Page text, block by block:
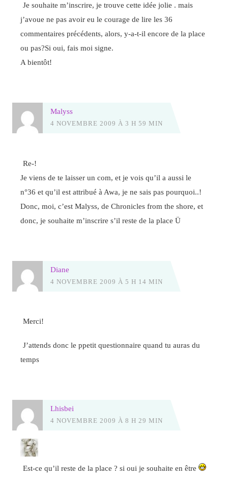
Je souhaite m’inscrire, je trouve cette idée jolie . mais
j’avoue ne pas avoir eu le courage de lire les 36
commentaires précédents, alors, y-a-t-il encore de la place
ou pas?Si oui, fais moi signe.
A bientôt!
Malyss
4 NOVEMBRE 2009 À 3 H 59 MIN
Re-!
Je viens de te laisser un com, et je vois qu’il a aussi le
n°36 et qu’il est attribué à Awa, je ne sais pas pourquoi..!
Donc, moi, c’est Malyss, de Chronicles from the shore, et
donc, je souhaite m’inscrire s’il reste de la place Ü
Diane
4 NOVEMBRE 2009 À 5 H 14 MIN
Merci!
J’attends donc le ppetit questionnaire quand tu auras du
temps
Lhisbei
4 NOVEMBRE 2009 À 8 H 29 MIN
Est-ce qu’il reste de la place ? si oui je souhaite en être